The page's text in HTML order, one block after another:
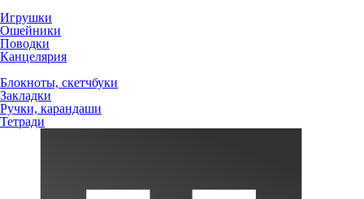
Игрушки
Ошейники
Поводки
Канцелярия
Блокноты, скетчбуки
Закладки
Ручки, карандаши
Тетради